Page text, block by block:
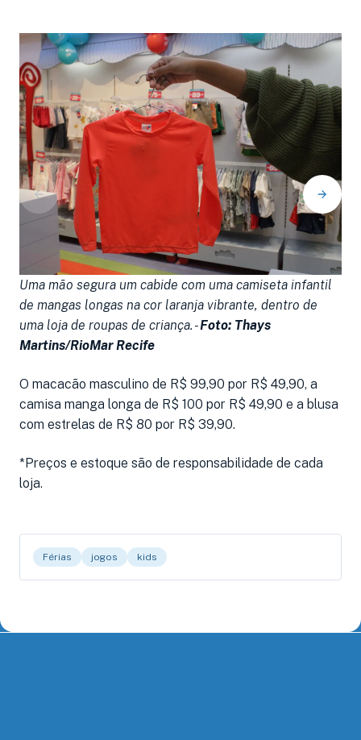
Uma mão segura um cabide com uma camiseta infantil
de mangas longas na cor laranja vibrante, dentro de
uma loja de roupas de criança. -Foto: Thays
Martins/RioMar Recife
O macacão masculino de R$ 99,90 por R$ 49,90, a
camisa manga longa de R$ 100 por R$ 49,90 e a blusa
com estrelas de R$ 80 por R$ 39,90.
*Preços e estoque são de responsabilidade de cada
loja.
Férias jogos kids